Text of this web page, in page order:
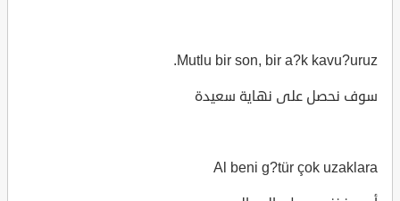
Mutlu bir son, bir a?k kavu?uruz.
سوف نحصل على نهاية سعيدة
Al beni g?tür çok uzaklara